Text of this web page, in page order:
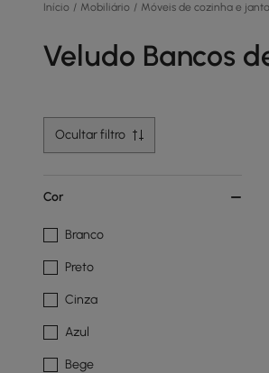
Início / Mobiliário / Móveis de cozinha e
Veludo Bancos
Ocultar filtro
Cor
Branco
Preto
Cinza
Azul
Bege